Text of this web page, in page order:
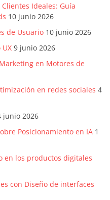
Ideales: Guía
10 junio 2026
de Usuario 10 junio 2026
9 junio 2026
en Motores de
en redes sociales 4
junio 2026
Posicionamiento en IA 1
en los productos digitales
con Diseño de interfaces